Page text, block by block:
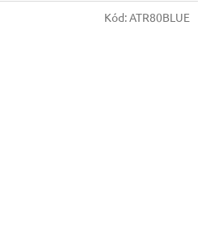
Kód:ATR80BLUE